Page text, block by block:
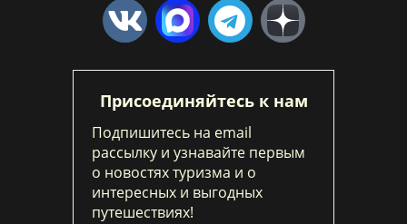
Присоединяйтесь к нам
Подпишитесь на email
рассылку и узнавайте первым
о новостях туризма и о
интересных и выгодных
путешествиях!